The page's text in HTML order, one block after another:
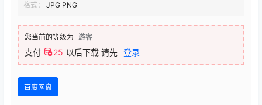
格式：
JPG PNG
您当前的等级为 游客
支付 25 以后下载 请先 登录
百度网盘